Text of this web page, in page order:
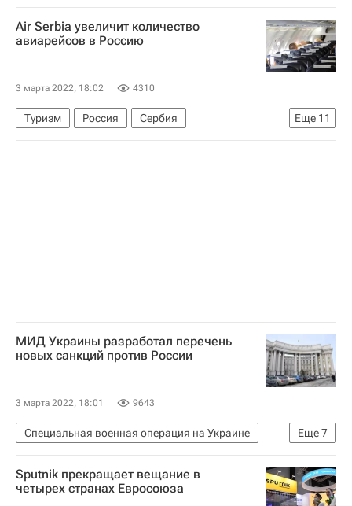
Air Serbia увеличит количество
авиарейсов в Россию
3 марта 2022, 18:02 4310
Еще 11
Туризм Россия
Сербия
Ассоциация туроператоров России (АТОР)
МИД Украины разработал перечень
новых санкций против России
3 марта 2022, 18:01 9643
Еще7
Специальная военная операция на Украине
Санкции в отношении России
Украина
В мире
Россия
МИД Украины
Sputnik прекращает вещание в
четырех странах Евросоюза